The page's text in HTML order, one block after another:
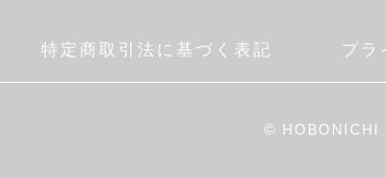
特定商取引法に基づく表記 プラ
© HOBONICHI